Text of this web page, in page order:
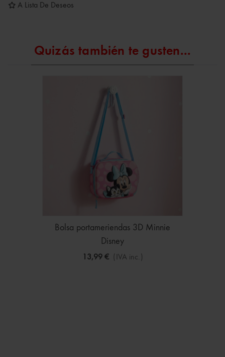
A Lista De Deseos
Quizás también te gusten...
Bolsa portameriendas 3D Minnie
Disney
13,99 € (IVA inc.)